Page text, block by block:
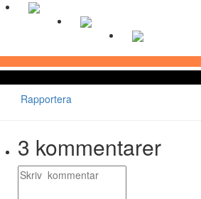
Rapportera
3 kommentarer